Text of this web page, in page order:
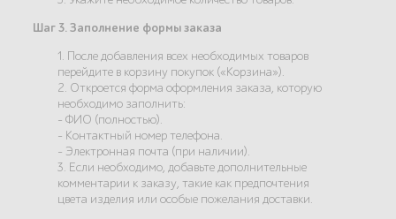
Шаг 3. Заполнение формы заказа
1. После добавления всех необходимых товаров
перейдите в корзину покупок («Корзина»).
2. Откроется форма оформления заказа, которую
необходимо заполнить:
- ФИО (полностью).
- Контактный номер телефона.
- Электронная почта (при наличии).
3. Если необходимо, добавьте дополнительные
комментарии к заказу, такие как предпочтения
цвета изделия или особые пожелания доставки.